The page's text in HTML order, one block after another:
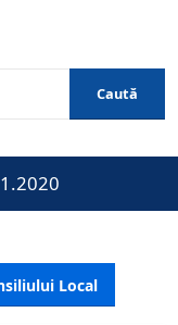
Caută
Local